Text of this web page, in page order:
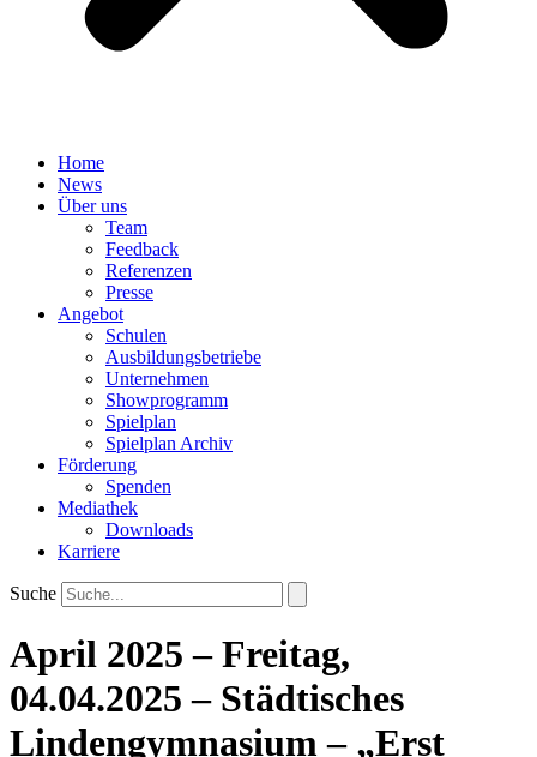
Home
News
Über uns
Team
Feedback
Referenzen
Presse
Angebot
Schulen
Ausbildungsbetriebe
Unternehmen
Showprogramm
Spielplan
Spielplan Archiv
Förderung
Spenden
Mediathek
Downloads
Karriere
Suche
April 2025 – Freitag,
04.04.2025 – Städtisches
Lindengymnasium – „Erst